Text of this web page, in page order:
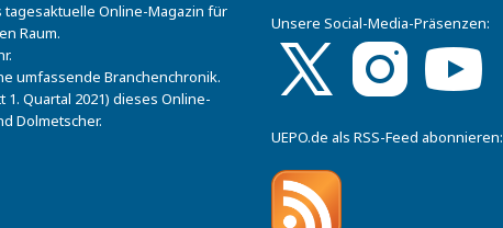
tagesaktuelle Online-Magazin für
Raum.
umfassende Branchenchronik.
Quartal 2021) dieses Online-
Dolmetscher.
Unsere Social-Media-Präsenzen:
UEPO.de als RSS-Feed abonnieren: